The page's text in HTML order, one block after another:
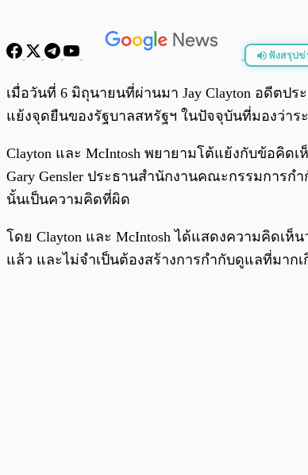
ฟังสรุปข่
พร้อมเล่น
เมื่อวันที่ 6 มิถุนายนที่ผ่านมา Jay Clayton อดีตป
แย้งจุดยืนของรัฐบาลสหรัฐฯ ในปัจจุบันที่มองว่า
Clayton และ McIntosh พยายามโต้แย้งกับข้อคิด
Gary Gensler ประธานสำนักงานคณะกรรมการ
นั้นเป็นความคิดที่ผิด
โดย Clayton และ McIntosh ได้แสดงความคิดเ
แล้ว และไม่จำเป็นต้องสร้างการกำกับดูแลที่มาก